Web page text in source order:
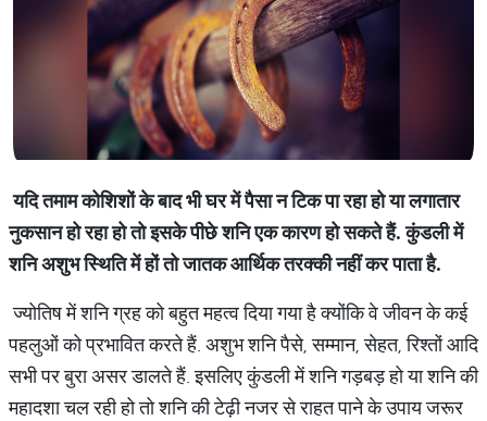
यदितमामकोशिशोंकेबादभीघरमेंपैसानटिकपारहाहोयालगातार
नुकसानहोरहाहोतोइसकेपीछेशनिएककारणहोसकतेहैं.कुंडलीमें
शनिअशुभस्थितिमेंहोंतोजातकआर्थिकतरक्कीनहींकरपाताहै.
ज्‍योतिष में शनि ग्रह को बहुत महत्‍व दिया गया है क्‍योंकि वे जीवन के कई
पहलुओं को प्रभावित करते हैं. अशुभ शनि पैसे, सम्‍मान, सेहत, रिश्‍तों आदि
सभी पर बुरा असर डालते हैं. इसलिए कुंडली में शनि गड़बड़ हो या शनि की
महादशा चल रही हो तो शनि की टेढ़ी नजर से राहत पाने के उपाय जरूर